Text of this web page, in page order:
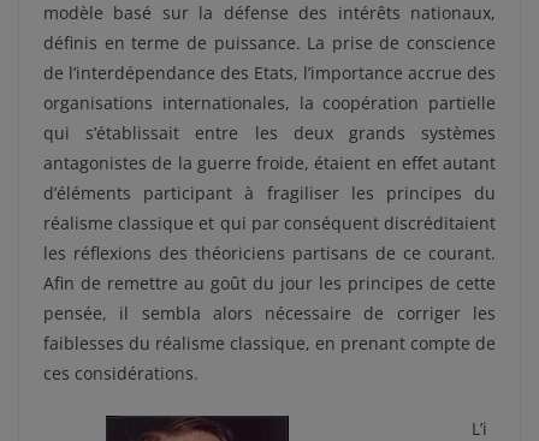
modèle basé sur la défense des intérêts nationaux,
définis en terme de puissance. La prise de conscience
de l’interdépendance des Etats, l’importance accrue des
organisations internationales, la coopération partielle
qui s’établissait entre les deux grands systèmes
antagonistes de la guerre froide, étaient en effet autant
d’éléments participant à fragiliser les principes du
réalisme classique et qui par conséquent discréditaient
les réflexions des théoriciens partisans de ce courant.
Afin de remettre au goût du jour les principes de cette
pensée, il sembla alors nécessaire de corriger les
faiblesses du réalisme classique, en prenant compte de
ces considérations.
L’i